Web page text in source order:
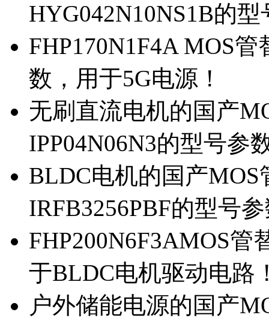
HYG042N10NS1B的
FHP170N1F4A MOS
数，用于5G电源！
无刷直流电机的国产
IPP04N06N3的型号参
BLDC电机的国产MOS
IRFB3256PBF的型号
FHP200N6F3AMOS管
于BLDC电机驱动电路
户外储能电源的国产